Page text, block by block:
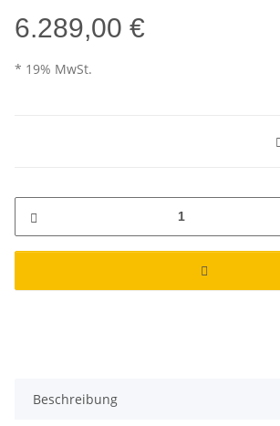
6.289,00 €
* 19% MwSt.
Beschreibung